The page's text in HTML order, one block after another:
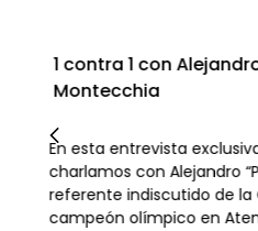
1 contra 1 con
Montecchia
En esta entrevista
charlamos con Alejandro
referente indiscutido de la
campeón olímpico en